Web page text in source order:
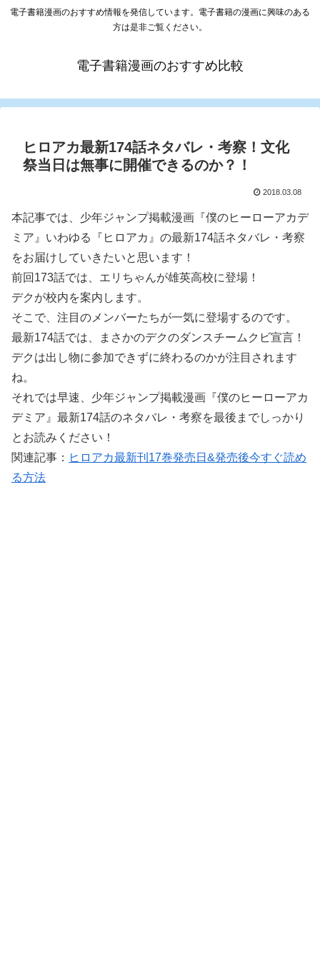
電子書籍漫画のおすすめ情報を発信しています。電子書籍の漫画に興味のある
方は是非ご覧ください。
電子書籍漫画のおすすめ比較
ヒロアカ最新174話ネタバレ・考察！文化
祭当日は無事に開催できるのか？！
2018.03.08
本記事では、少年ジャンプ掲載漫画『僕のヒーローアカデ
ミア』いわゆる『ヒロアカ』の最新174話ネタバレ・考察
をお届けしていきたいと思います！
前回173話では、エリちゃんが雄英高校に登場！
デクが校内を案内します。
そこで、注目のメンバーたちが一気に登場するのです。
最新174話では、まさかのデクのダンスチームクビ宣言！
デクは出し物に参加できずに終わるのかが注目されます
ね。
それでは早速、少年ジャンプ掲載漫画『僕のヒーローアカ
デミア』最新174話のネタバレ・考察を最後までしっかり
とお読みください！
関連記事： ヒロアカ最新刊17巻発売日&発売後今すぐ読め
る方法